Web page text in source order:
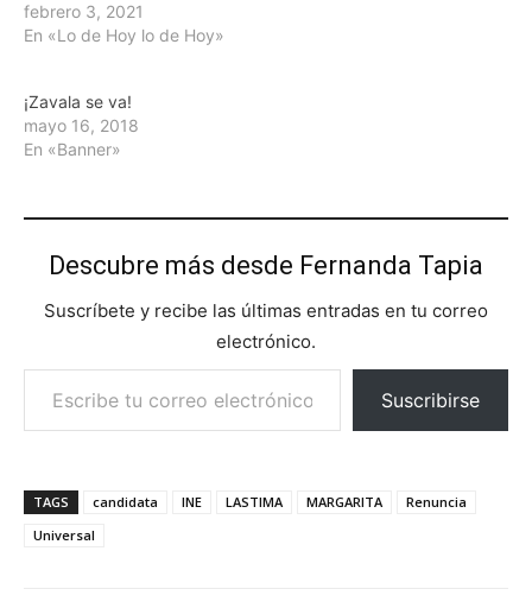
febrero 3, 2021
En «Lo de Hoy lo de Hoy»
¡Zavala se va!
mayo 16, 2018
En «Banner»
Descubre más desde Fernanda Tapia
Suscríbete y recibe las últimas entradas en tu correo
electrónico.
Escribe tu correo electrónico…
Suscribirse
TAGS candidata INE LASTIMA MARGARITA
Renuncia
Universal